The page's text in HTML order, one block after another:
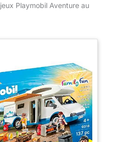
vélos peuvent être
Playmobil Aventure au